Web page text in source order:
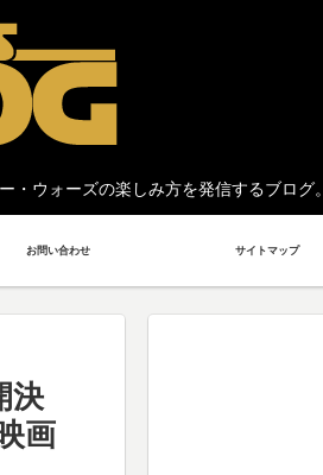
ウォーズの楽しみ方を発信するブログ。
お問い合わせ サイトマップ
決
画